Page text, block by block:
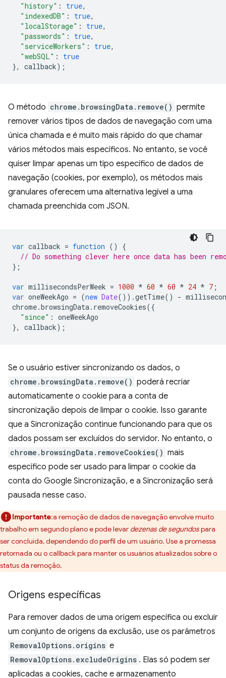
"history" : true,
"indexedDB" : true,
"localStorage" : true,
"passwords" : true,
"serviceWorkers" : true,
"webSQL" :
true
},
callback);
O método chrome.browsingData.remove() permite
remover vários tipos de dados de navegação com uma
única chamada e é muito mais rápido do que chamar
vários métodos mais específicos. No entanto, se você
quiser limpar apenas um tipo específico de dados de
navegação (cookies, por exemplo), os métodos mais
granulares oferecem uma alternativa legível a uma
chamada preenchida com JSON.
var callback = function ()
{
// Do something clever here once data has been
};
var millisecondsPerWeek = 1000 * 60 * 60 * 24 * 7 ;
var oneWeekAgo = (new Date()).getTime() -
chrome.browsingData. removeCookies({
"since" : oneWeekAgo
},
callback);
Se o usuário estiver sincronizando os dados, o
chrome.browsingData.remove() poderá recriar
automaticamente o cookie para a conta de
sincronização depois de limpar o cookie. Isso garante
que a Sincronização continue funcionando para que os
dados possam ser excluídos do servidor. No entanto, o
chrome.browsingData.removeCookies() mais
específico pode ser usado para limpar o cookie da
conta do Google Sincronização, e a Sincronização será
pausada nesse caso.
Importante:a remoção de dados de navegação envolve muito
trabalho em segundo plano e pode levar dezenas de segundospara
ser concluída, dependendo do perfil de um usuário. Use a promessa
retornada ou o callback para manter os usuários atualizados sobre o
status da remoção.
Origens específicas
Para remover dados de uma origem específica ou excluir
um conjunto de origens da exclusão, use os parâmetros
RemovalOptions.origins e
RemovalOptions.excludeOrigins . Elas só podem ser
aplicadas a cookies, cache e armazenamento